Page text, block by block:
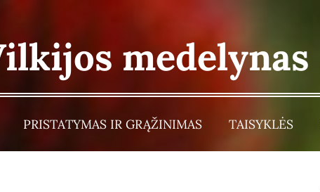
medelynas
PRISTATYMAS IR GRĄŽINIMAS TAISYKLĖS